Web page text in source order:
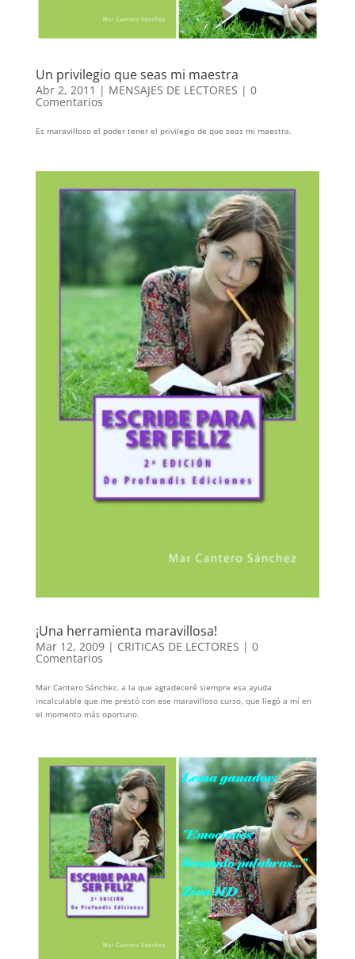
Un privilegio que seas mi maestra
Abr 2, 2011 | MENSAJES DE LECTORES | 0
Comentarios
Es maravilloso el poder tener el privilegio de que seas mi maestra.
¡Una herramienta maravillosa!
Mar 12, 2009| CRITICAS DE LECTORES | 0
Comentarios
Mar Cantero Sánchez, a la que agradeceré siempre esa ayuda
incalculable que me prestó con ese maravilloso curso, que llegó a mí en
el momento más oportuno.